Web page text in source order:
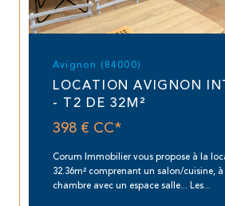
Avignon (84000)
LOCATION AVIGNON
- T2 DE 32M²
398 € CC*
Corum Immobilier vous propose à la
32.36m² comprenant un salon/cuisine,
chambre avec un espace salle... Les...